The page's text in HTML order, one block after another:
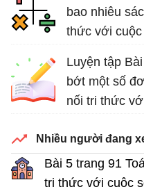
bao nhiêu
thức với cuộc
Luyện tập
bớt một số
nối tri thức
Nhiều người đang
Bài 5 trang 91
tri thức với cuộc